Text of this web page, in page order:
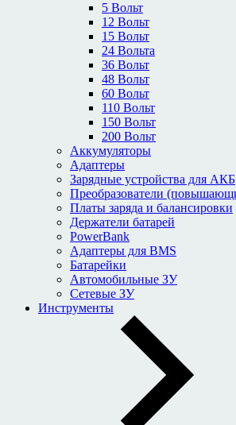
5 Вольт
12 Вольт
15 Вольт
24 Вольта
36 Вольт
48 Вольт
60 Вольт
110 Вольт
150 Вольт
200 Вольт
Аккумуляторы
Адаптеры
Зарядные устройства для АКБ
Преобразователи
Платы заряда и балансировки
Держатели батарей
PowerBank
Адаптеры для BMS
Батарейки
Автомобильные ЗУ
Сетевые ЗУ
Инструменты